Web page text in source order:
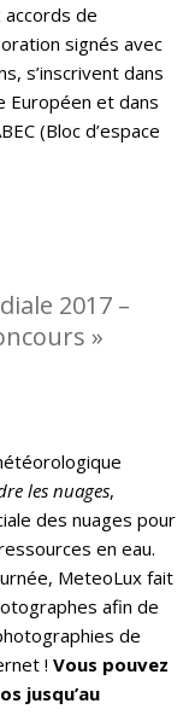
de
signés avec
s’inscrivent dans
Européen et dans
(Bloc d’espace
2017 –
»
les nuages,
des nuages pour
en eau.
MeteoLux fait
afin de
de
! Vous pouvez
jusqu’au